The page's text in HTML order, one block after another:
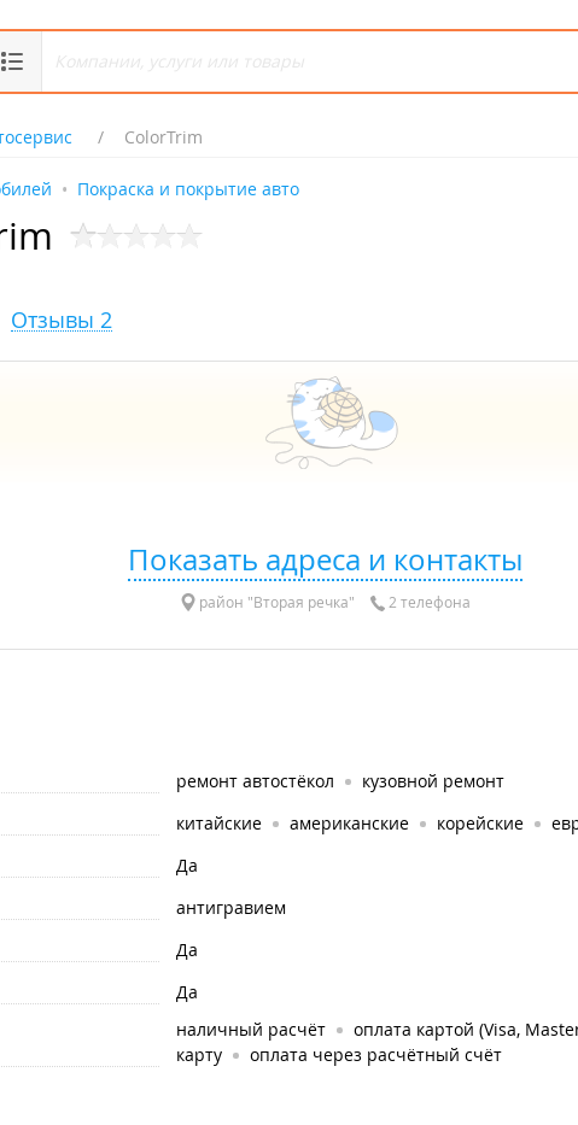
ColorTrim
Покраска и покрытие авто
Отзывы 2
Показать адреса и контакты
район "Вторая речка" 2 телефона
ремонт автостёкол
кузовной ремонт
китайские американские корейские
Да
антигравием
Да
Да
наличный расчёт оплата картой (Visa,
карту
оплата через расчётный счёт